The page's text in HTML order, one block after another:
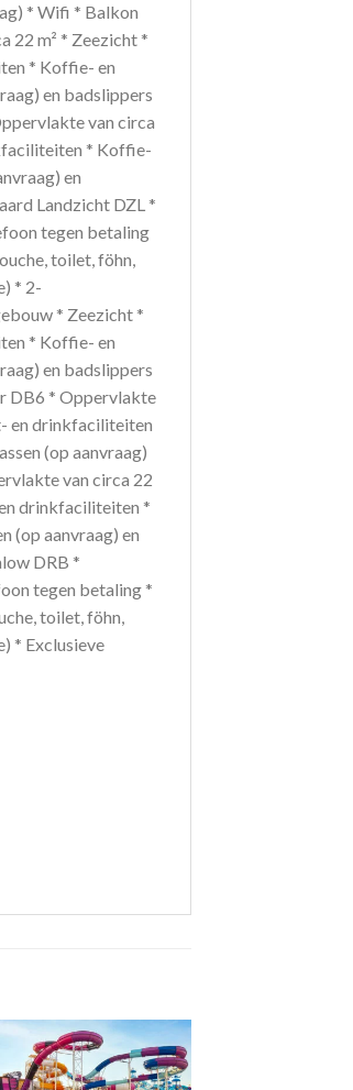
* Wifi * Balkon
22 m² * Zeezicht *
* Koffie- en
en badslippers
van circa
* Koffie-
en
Landzicht DZL *
tegen betaling
toilet, föhn,
* 2-
* Zeezicht *
* Koffie- en
en badslippers
DB6 * Oppervlakte
en drinkfaciliteiten
(op aanvraag)
van circa 22
drinkfaciliteiten *
(op aanvraag) en
DRB *
tegen betaling *
toilet, föhn,
* Exclusieve